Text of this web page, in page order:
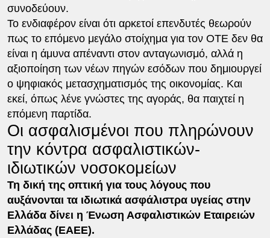
συνοδεύουν.
Το ενδιαφέρον είναι ότι αρκετοί επενδυτές θεωρούν
πως το επόμενο μεγάλο στοίχημα για τον ΟΤΕ δεν θα
είναι η άμυνα απέναντι στον ανταγωνισμό, αλλά η
αξιοποίηση των νέων πηγών εσόδων που δημιουργεί
ο ψηφιακός μετασχηματισμός της οικονομίας. Και
εκεί, όπως λένε γνώστες της αγοράς, θα παιχτεί η
επόμενη παρτίδα.
Οι ασφαλισμένοι που πληρώνουν
την κόντρα ασφαλιστικών-
ιδιωτικών νοσοκομείων
Τη δική της οπτική για τους λόγους που
αυξάνονται τα ιδιωτικά ασφάλιστρα υγείας στην
Ελλάδα δίνει η Ένωση Ασφαλιστικών Εταιρειών
Ελλάδας (ΕΑΕΕ).